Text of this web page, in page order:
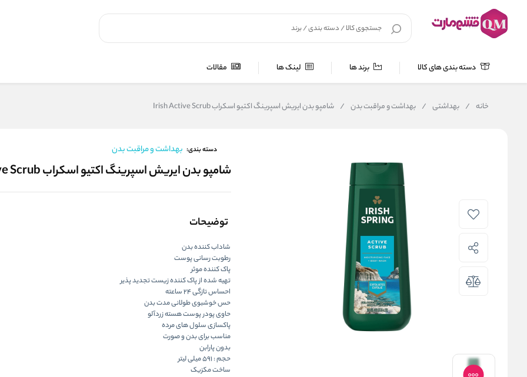
دسته بندی های کالا برند ها لینک ها مقالات
خانه / بهداشتی / بهداشت و مراقبت بدن / شامپو بدن ایریش اسپرینگ اکتیو اسکراب Irish Active Scrub
دسته بندی: بهداشت و مراقبت بدن
شامپو بدن ایریش اسپرینگ اکتیو اسکراب Irish Active Scrub
توضیحات
شاداب کننده بدن
رطوبت رسانی پوست
پاک کننده موثر
تهیه شده از پاک کننده زیست تجدید پذیر
احساس تازگی 24 ساعته
حس خوشبوی طولانی مدت بدن
حاوی پودر پوست هسته زردآلو
پاکسازی سلول های مرده
مناسب برای بدن و صورت
بدون پارابن
حجم : 591 میلی لیتر
ساخت مکزیک